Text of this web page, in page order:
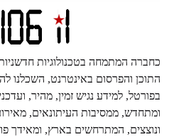
כחברה המתמחה בטכנולוגיות
התוכן והפרסום באינטרנט, השכלנו
בפורטל, למידע נגיש זמין, מהיר,
ומתחדש, ממסיבות העיתונאים,
ונוצצים, המתרחשים בארץ, ומאידך